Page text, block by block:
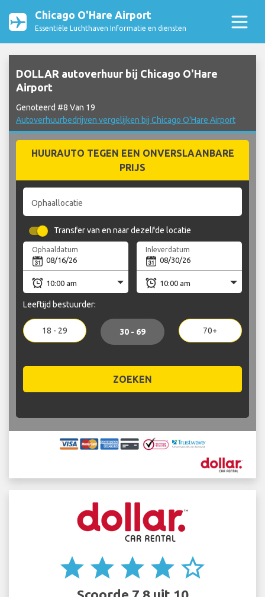
Chicago O'Hare Airport
Essentiële Luchthaven Informatie en diensten
DOLLAR autoverhuur bij Chicago O'Hare
Airport
Genoteerd #8 Van 19
Autoverhuurbedrijven vergelijken bij Chicago O'Hare Airport
HUURAUTO TEGEN EEN ONVERSLAANBARE
PRIJS
Ophaallocatie
Transfer van en naar dezelfde locatie
Ophaaldatum Inleverdatum
Leeftijd bestuurder:
18 - 29 30 - 69 70+
ZOEKEN
star star star star star_border